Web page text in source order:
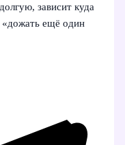
зависит куда
ещё один